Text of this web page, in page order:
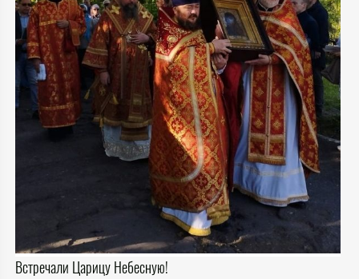
Встречали Царицу Небесную!